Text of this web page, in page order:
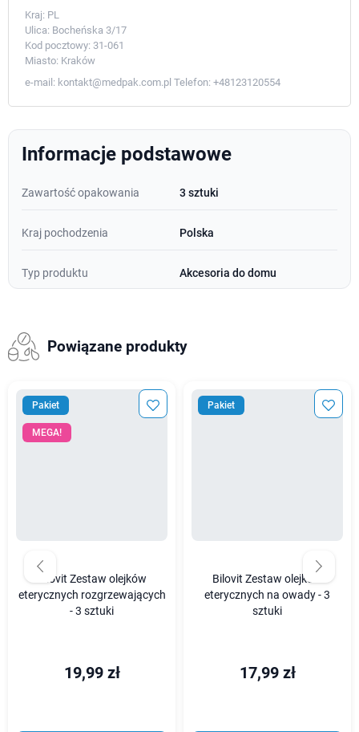
Kraj: PL
Ulica: Bocheńska 3/17
Kod pocztowy: 31-061
Miasto: Kraków
e-mail: kontakt@medpak.com.pl Telefon: +48123120554
Informacje podstawowe
Zawartość opakowania 3 sztuki
Kraj pochodzenia Polska
Typ produktu Akcesoria do domu
Powiązane produkty
Pakiet
MEGA!
Bilovit Zestaw olejków
eterycznych rozgrzewających
- 3 sztuki
19,99 zł
Pakiet
Bilovit Zestaw olejków
eterycznych na owady - 3
sztuki
17,99 zł